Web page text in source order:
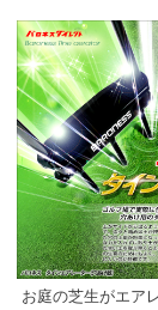
お庭の芝生がエア